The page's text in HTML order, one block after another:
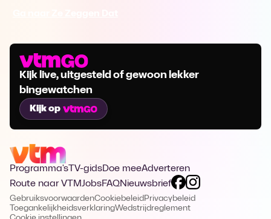
Kijk live, uitgesteld of gewoon lekker
bingewatchen
Kijk op
Programma's TV-gidsDoe meeAdverteren
Route naar VTMJobsFAQNieuwsbrief
GebruiksvoorwaardenCookiebeleid Privacybeleid
ToegankelijkheidsverklaringWedstrijdreglement